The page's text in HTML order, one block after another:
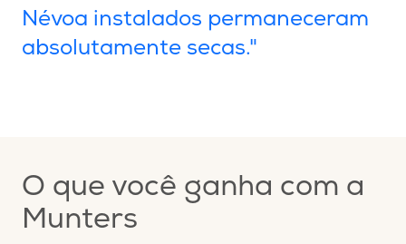
Névoa instalados permaneceram
absolutamente secas."
O que você ganha com a
Munters